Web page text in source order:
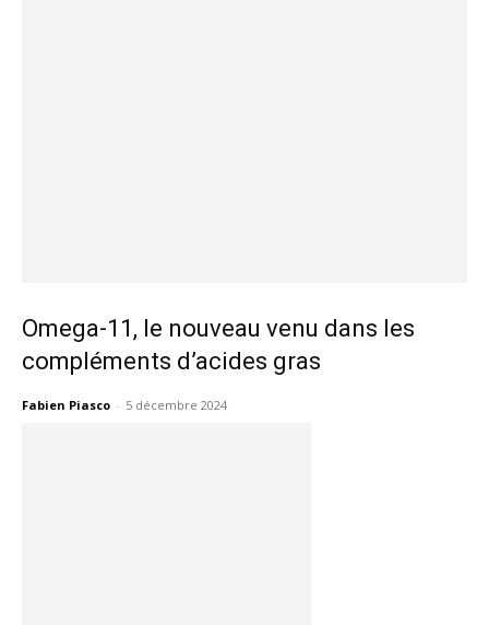
Omega-11, le nouveau venu dans les
compléments d’acides gras
Fabien Piasco - 5 décembre 2024